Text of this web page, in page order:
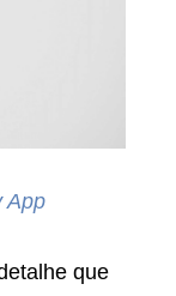
App
que